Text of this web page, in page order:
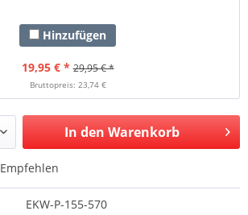
Hinzufügen
19,95 € * 29,95 € *
Bruttopreis: 23,74 €
In den Warenkorb
Empfehlen
EKW-P-155-570